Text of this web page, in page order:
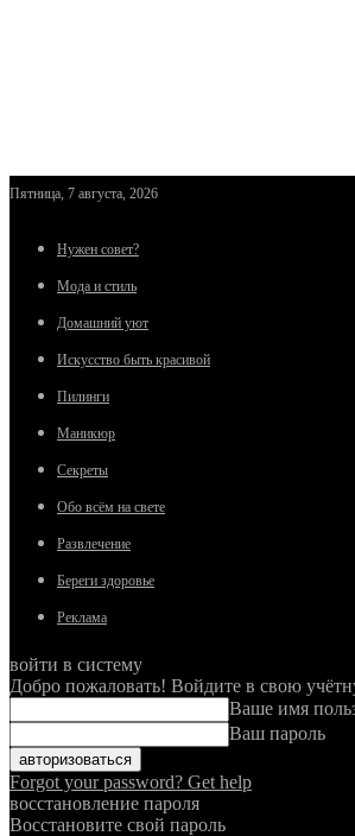
Пятница, 7 августа, 2026
Нужен совет?
Мода и стиль
Домашний уют
Искусство быть красивой
Пилинги
Маникюр
Секреты
Обо всём на свете
Развлечение
Береги здоровье
Реклама
войти в систему
Добро пожаловать! Войдите в свою
Ваше имя
Ваш пароль
Forgot your password? Get help
восстановление пароля
Восстановите свой пароль